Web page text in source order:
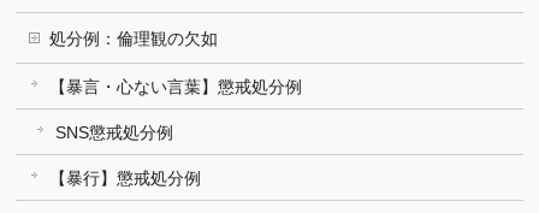
処分例：倫理観の欠如
【暴言・心ない言葉】懲戒処分例
SNS懲戒処分例
【暴行】懲戒処分例